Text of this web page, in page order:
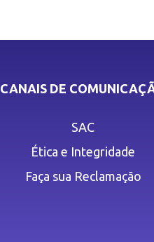
CANAIS DE
SAC
Ética e Integridade
Faça sua Reclamação